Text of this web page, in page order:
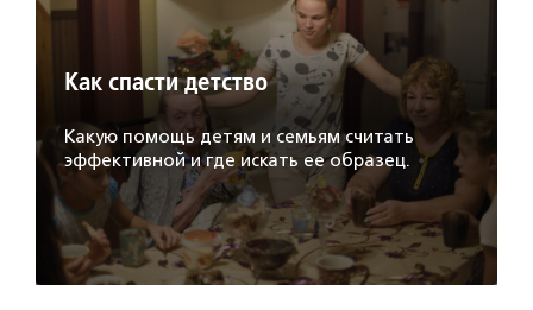
Как спасти детство
Какую помощь детям и семьям считать
эффективной и где искать ее образец.